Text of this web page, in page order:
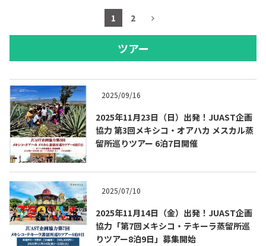
1 2
ツアー
2025/09/16
2025年11月23日（日）出発！JUAST企画
協力 第3回メキシコ・オアハカ メスカル蒸
留所巡りツアー 6泊7日開催
2025/07/10
2025年11月14日（金）出発！JUAST企画
協力「第7回メキシコ・テキーラ蒸留所巡
りツアー8泊9日」募集開始